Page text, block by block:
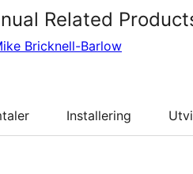
Related
Bricknell-Barlow
Installering